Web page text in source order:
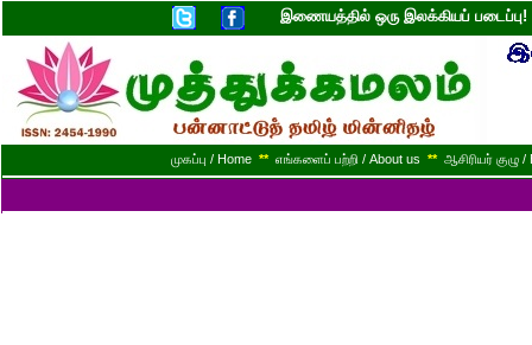
இணையத்தில் ஒரு இலக்கியப்
முகப்பு / Home ** எங்களைப் பற்றி / About us ** ஆசிரியர் குழு